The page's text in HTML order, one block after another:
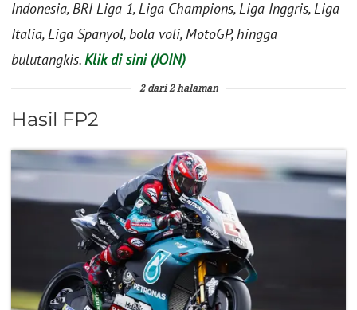
Indonesia, BRI Liga 1, Liga Champions, Liga Inggris, Liga
Italia, Liga Spanyol, bola voli, MotoGP, hingga
bulutangkis.Klik di sini (JOIN)
2 dari 2 halaman
Hasil FP2